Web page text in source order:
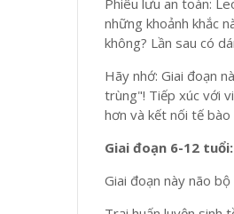
Phiêu lưu an toàn:
những khoảnh khắc
không? Lần sau có
Hãy nhớ: Giai đoạn
trùng"! Tiếp xúc với
hơn và kết nối tế bào
Giai đoạn 6-12
Giai đoạn này não